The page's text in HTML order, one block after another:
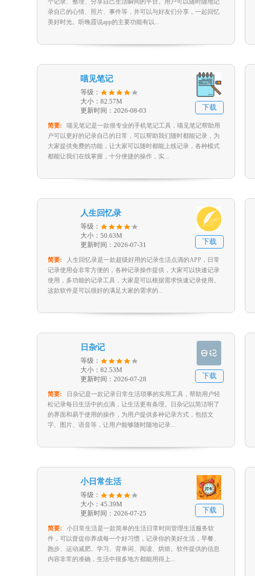
个记录、整理、分享自己生活瞬间的平台。用户可以随时随地记
录自己的心情、照片、事件等，并可以与好友们分享，一起回忆
美好时光。听晚霞说app的主要功能有以...
喵见笔记
等级：
大小：82.57M
更新时间：2026-08-03
下载
简要:
喵见笔记是一款很专业的手机笔记工具，喵见笔记帮助用
户可以更好的记录自己的日常，可以帮助我们随时都能记录，为
大家提供免费的功能，让大家可以随时都能上线记录，各种模式
都能让我们在线掌握，十分便捷的操作，实...
人生回忆录
等级：
大小：50.63M
更新时间：2026-07-31
下载
简要:
人生回忆录是一款超级好用的记录生活点滴的APP，日常
记录使用会非常方便的，各种记录操作提供，大家可以快速记录
使用，多功能的记录工具，大家是可以根据需求快速记录使用。
这款软件是可以很好的满足大家的需求的...
日杂记
等级：
大小：82.53M
更新时间：2026-07-28
下载
简要:
日杂记是一款记录日常生活琐事的实用工具，帮助用户轻
松记录每日生活中的点滴，让生活更有条理。日杂记以简洁明了
的界面和易于使用的操作，为用户提供多种记录方式，包括文
字、图片、语音等，让用户能够随时随地记录...
小日常生活
等级：
大小：45.39M
更新时间：2026-07-25
下载
简要:
小日常生活是一款简单的生活日常时间管理生活服务软
件，可以督促你养成每一个好习惯，记录你的美好生活，早餐、
跑步、运动减肥、学习、背单词、阅读、烘焙。软件提供的信息
内容非常的准确，生活中很多地方都能用得上...